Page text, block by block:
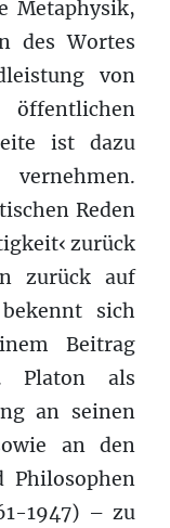
Metaphysik,
des Wortes
von
ist dazu
Reden
zurück
zurück auf
sich
Beitrag
Platon als
an seinen
an den
Philosophen
1947) – zu